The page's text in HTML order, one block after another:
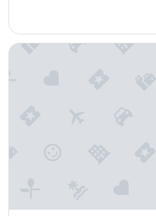
Hilton Hotel Tahiti